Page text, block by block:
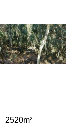
2520m²